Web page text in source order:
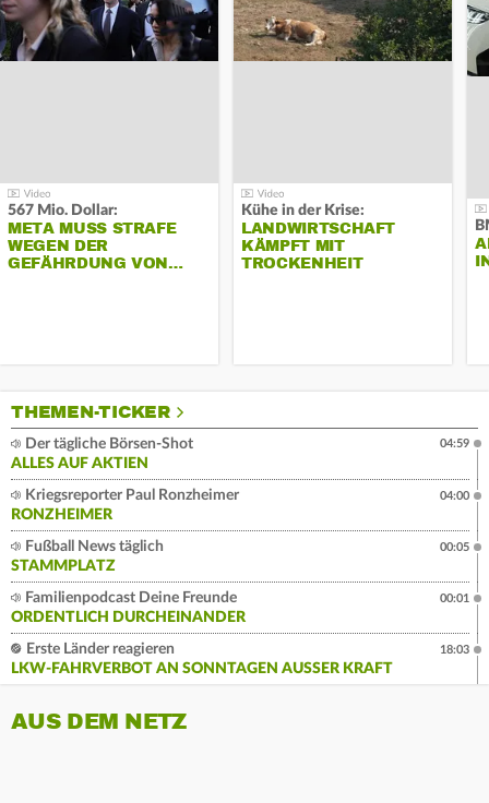
567 Mio. Dollar:
META MUSS STRAFE
WEGEN DER
GEFÄHRDUNG VON…
Kühe in der Krise:
LANDWIRTSCHAFT
KÄMPFT MIT
TROCKENHEIT
THEMEN-TICKER
Der tägliche Börsen-Shot
ALLES AUF AKTIEN
04:59
Kriegsreporter Paul Ronzheimer
RONZHEIMER
04:00
Fußball News täglich
STAMMPLATZ
00:05
Familienpodcast Deine Freunde
ORDENTLICH DURCHEINANDER
00:01
Erste Länder reagieren
LKW-FAHRVERBOT AN SONNTAGEN AUSSER KRAFT
18:03
AUS DEM NETZ